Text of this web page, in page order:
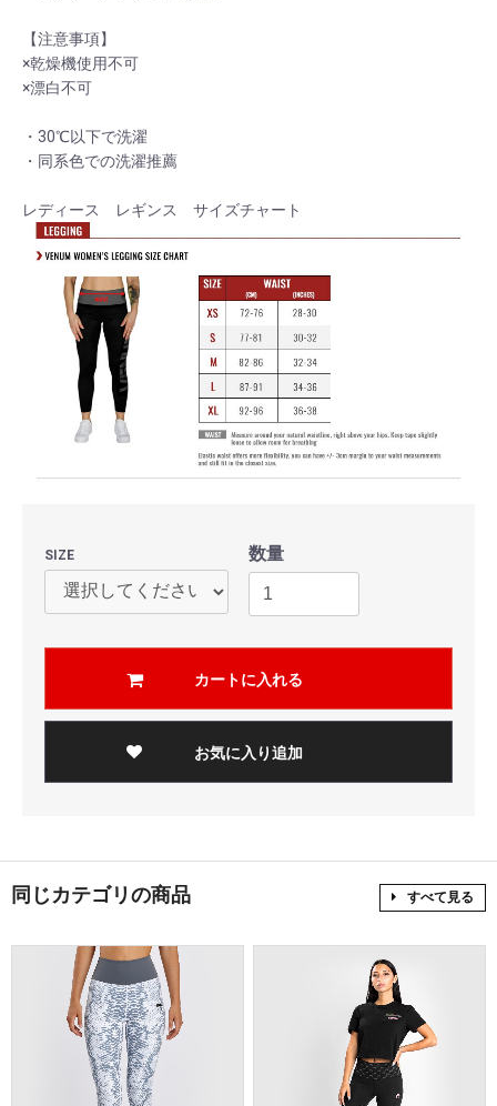
【注意事項】
×乾燥機使用不可
×漂白不可
・30℃以下で洗濯
・同系色での洗濯推薦
レディース レギンス サイズチャート
SIZE 数量
カートに入れる
お気に入り追加
同じカテゴリの商品 すべて見る